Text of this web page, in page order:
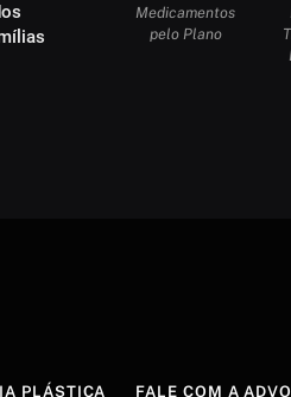
Medicamentos
pelo Plano
PLÁSTICA FALE COM A